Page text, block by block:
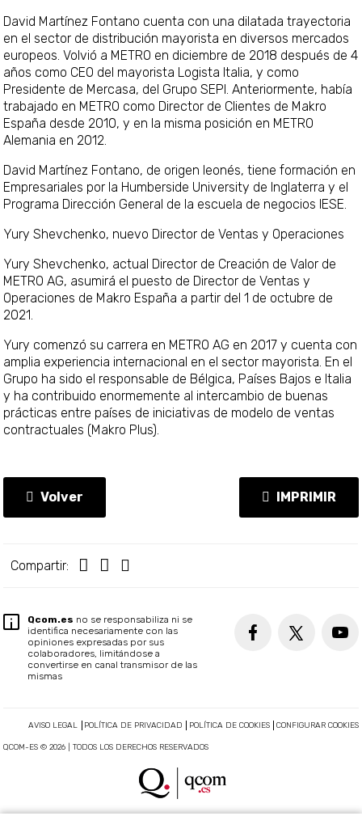
David Martínez Fontano cuenta con una dilatada trayectoria
en el sector de distribución mayorista en diversos mercados
europeos. Volvió a METRO en diciembre de 2018 después de 4
años como CEO del mayorista Logista Italia, y como
Presidente de Mercasa, del Grupo SEPI. Anteriormente, había
trabajado en METRO como Director de Clientes de Makro
España desde 2010, y en la misma posición en METRO
Alemania en 2012.
David Martínez Fontano, de origen leonés, tiene formación en
Empresariales por la Humberside University de Inglaterra y el
Programa Dirección General de la escuela de negocios IESE.
Yury Shevchenko, nuevo Director de Ventas y Operaciones
Yury Shevchenko, actual Director de Creación de Valor de
METRO AG, asumirá el puesto de Director de Ventas y
Operaciones de Makro España a partir del 1 de octubre de
2021.
Yury comenzó su carrera en METRO AG en 2017 y cuenta con
amplia experiencia internacional en el sector mayorista. En el
Grupo ha sido el responsable de Bélgica, Países Bajos e Italia
y ha contribuido enormemente al intercambio de buenas
prácticas entre países de iniciativas de modelo de ventas
contractuales (Makro Plus).
Volver IMPRIMIR
Compartir:
Qcom.es no se responsabiliza ni se
identifica necesariamente con las
opiniones expresadas por sus
colaboradores, limitándose a
convertirse en canal transmisor de las
mismas
AVISO LEGAL POLÍTICA DE PRIVACIDAD POLÍTICA DE COOKIES CONFIGURAR COOKIES
QCOM-ES © 2026 | TODOS LOS DERECHOS RESERVADOS